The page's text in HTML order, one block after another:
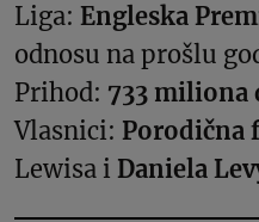
Liga: Engleska
odnosu na prošlu
Prihod: 733 miliona
Vlasnici: Porodična
Lewisa i Daniela